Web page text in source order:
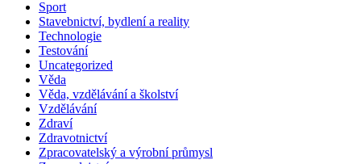
Sport
Stavebnictví, bydlení a reality
Technologie
Testování
Uncategorized
Věda
Věda, vzdělávání a školství
Vzdělávání
Zdraví
Zdravotnictví
Zpracovatelský a výrobní průmysl